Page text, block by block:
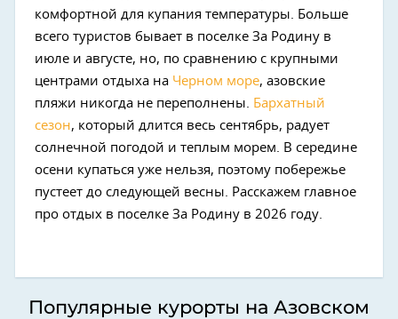
комфортной для купания температуры. Больше
всего туристов бывает в поселке За Родину в
июле и августе, но, по сравнению с крупными
центрами отдыха на Черном море, азовские
пляжи никогда не переполнены. Бархатный
сезон, который длится весь сентябрь, радует
солнечной погодой и теплым морем. В середине
осени купаться уже нельзя, поэтому побережье
пустеет до следующей весны. Расскажем главное
про отдых в поселке За Родину в 2026 году.
Популярные курорты на Азовском